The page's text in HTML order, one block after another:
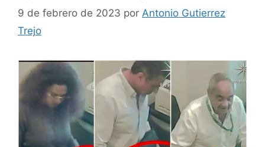
9 de febrero de 2023 por Antonio Gutierrez
Trejo